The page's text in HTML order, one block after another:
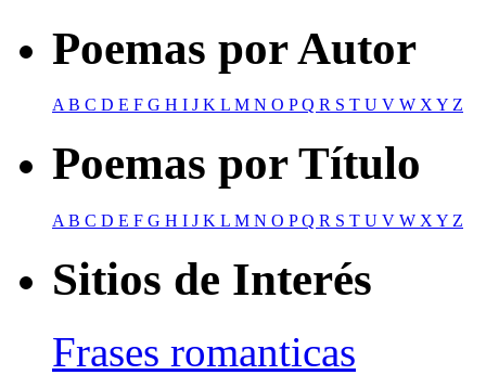
Poemas por Autor
AB C D E F G H I J K L M N O PQ R S T U V W XY Z
Poemas por Título
A B C D E F G H I J K L M N O PQ R S T U V W X Y Z
Sitios de Interés
Frases romanticas